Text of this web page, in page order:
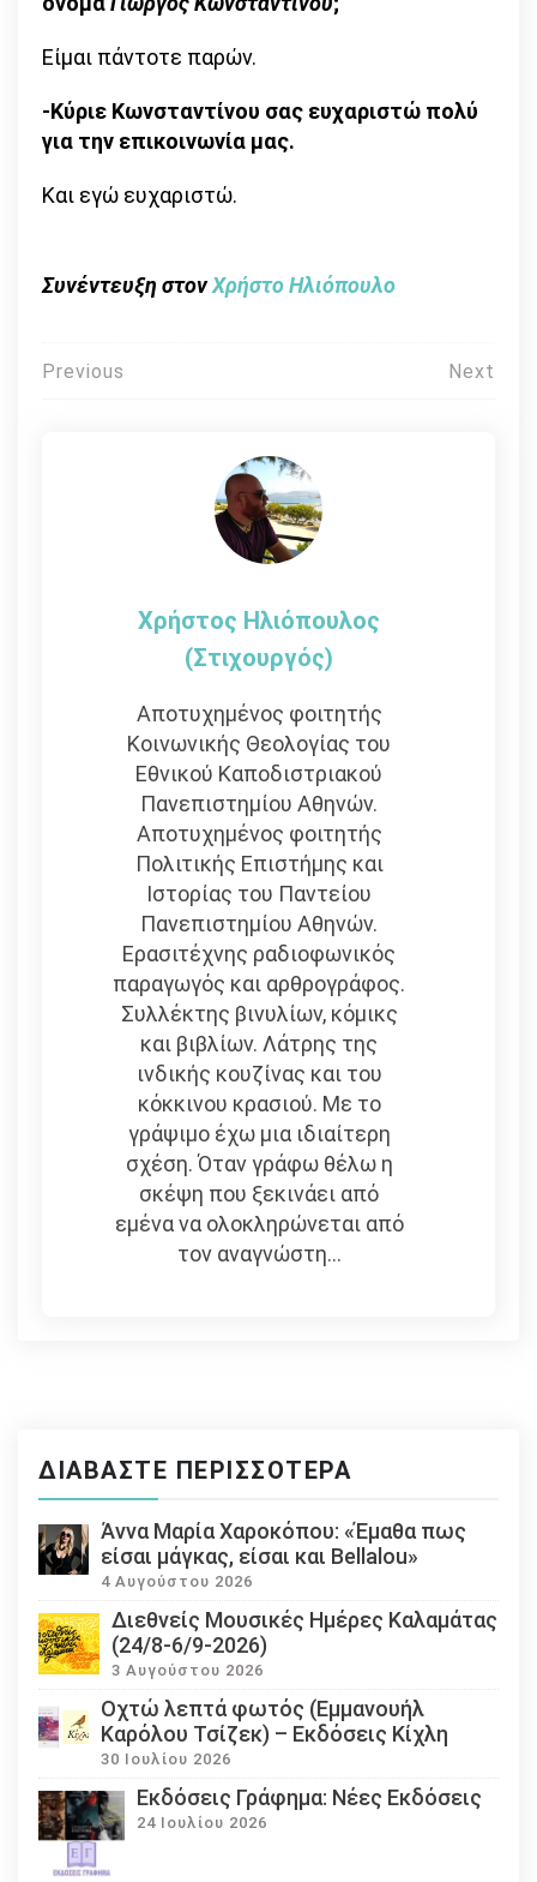
Είμαι πάντοτε παρών.
-Κύριε Κωνσταντίνου σας ευχαριστώ πολύ
για την επικοινωνία μας.
Και εγώ ευχαριστώ.
Συνέντευξη στονΧρήστο Ηλιόπουλο
Πλοήγηση
Previous Next
Χρήστος Ηλιόπουλος
(στιχουργός)
Αποτυχημένος φοιτητής
Κοινωνικής Θεολογίας του
Εθνικού Καποδιστριακού
Πανεπιστημίου Αθηνών.
Αποτυχημένος φοιτητής
Πολιτικής Επιστήμης και
Ιστορίας του Παντείου
Πανεπιστημίου Αθηνών.
Ερασιτέχνης ραδιοφωνικός
παραγωγός και αρθρογράφος.
Συλλέκτης βινυλίων, κόμικς
και βιβλίων. Λάτρης της
ινδικής κουζίνας και του
κόκκινου κρασιού. Με το
γράψιμο έχω μια ιδιαίτερη
σχέση. Όταν γράφω θέλω η
σκέψη που ξεκινάει από
εμένα να ολοκληρώνεται από
τον αναγνώστη...
ΔΙΑΒΆΣΤΕ ΠΕΡΙΣΣΌΤΕΡΑ
Άννα Μαρία Χαροκόπου: «Έμαθα πως
είσαι μάγκας, είσαι και Bellalou»
4 Αυγούστου 2026
Διεθνείς Μουσικές Ημέρες Καλαμάτας
(24/8-6/9-2026)
3 Αυγούστου 2026
Οχτώ λεπτά φωτός (Εμμανουήλ
Καρόλου Τσίζεκ) – Εκδόσεις Κίχλη
30 Ιουλίου 2026
Εκδόσεις Γράφημα: Νέες Εκδόσεις
24 Ιουλίου 2026